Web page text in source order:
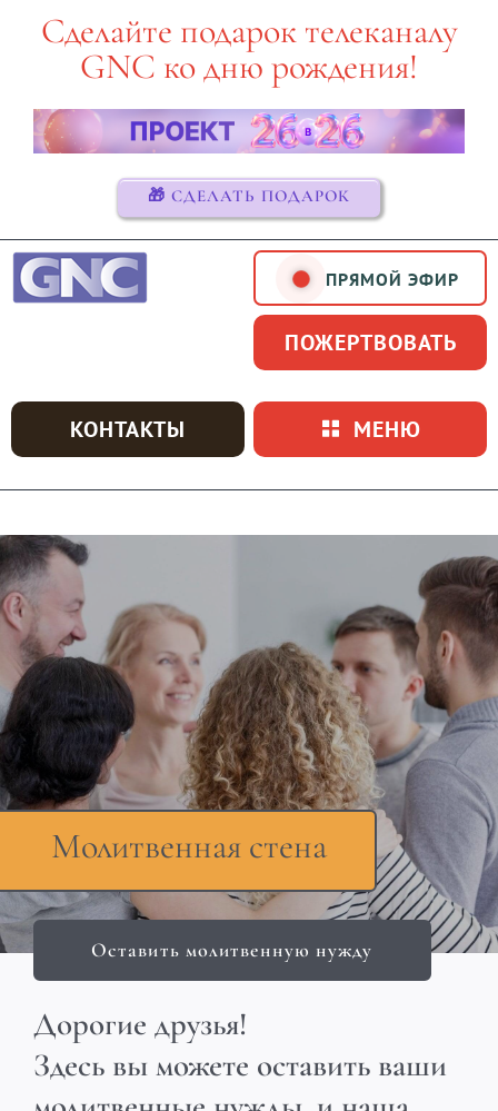
Сделайте подарок телеканалу
GNC ко дню рождения!
🎁 СДЕЛАТЬ ПОДАРОК
ПРЯМОЙ ЭФИР
ПОЖЕРТВОВАТЬ
КОНТАКТЫ МЕНЮ
Молитвенная стена
Оставить молитвенную нужду
Дорогие друзья!
Здесь вы можете оставить ваши